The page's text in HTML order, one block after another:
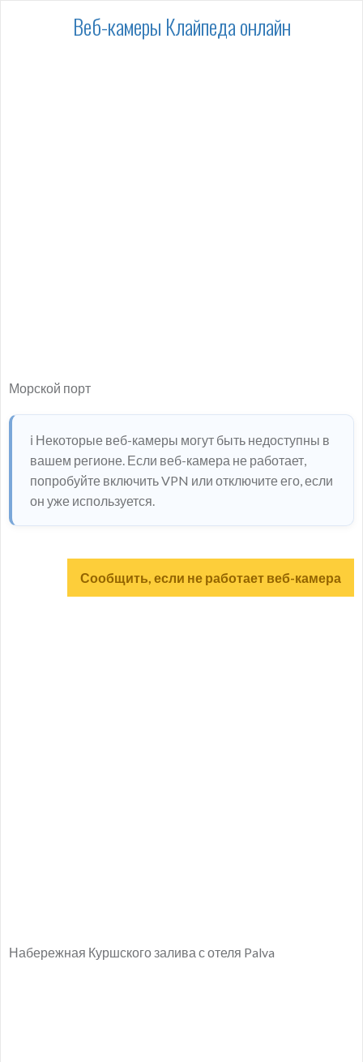
Веб-камеры Клайпеда онлайн
Морской порт
ℹ️ Некоторые веб-камеры могут быть недоступны в
вашем регионе. Если веб-камера не работает,
попробуйте включить VPN или отключите его, если
он уже используется.
Сообщить, если не работает веб-камера
Набережная Куршского залива с отеля Palva